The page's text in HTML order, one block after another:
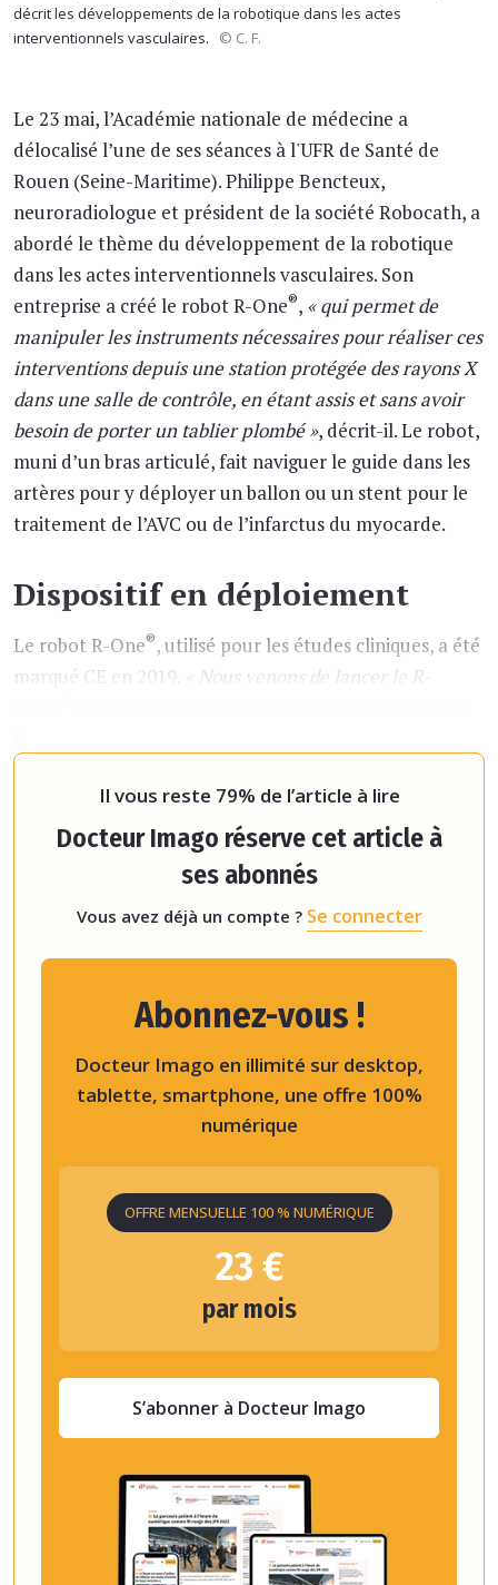
décrit les développements de la robotique dans les actes
interventionnels vasculaires.
© C. F.
Le 23 mai, l’Académie nationale de médecine a
délocalisé l’une de ses séances à l'UFR de Santé de
Rouen (Seine-Maritime). Philippe Bencteux,
neuroradiologue et président de la société Robocath, a
abordé le thème du développement de la robotique
dans les actes interventionnels vasculaires. Son
entreprise a créé le robot R-One®, « qui permet de
manipuler les instruments nécessaires pour réaliser ces
interventions depuis une station protégée des rayons X
dans une salle de contrôle, en étant assis et sans avoir
besoin de porter un tablier plombé », décrit-il. Le robot,
muni d’un bras articulé, fait naviguer le guide dans les
artères pour y déployer un ballon ou un stent pour le
traitement de l’AVC ou de l’infarctus du myocarde.
Dispositif en déploiement
Le robot R-One®, utilisé pour les études cliniques, a été
marqué CE en 2019.
« Nous venons de lancer le R-
Il vous reste 79% de l’article à lire
Docteur Imago réserve cet article à
ses abonnés
Vous avez déjà un compte ? Se connecter
Abonnez-vous !
Docteur Imago en illimité sur desktop,
tablette, smartphone, une offre 100%
numérique
OFFRE MENSUELLE 100 % NUMÉRIQUE
23 €
par mois
S’abonner à Docteur Imago